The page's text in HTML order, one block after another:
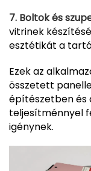
7. Boltok és
vitrinek
esztétikát a
Ezek az
összetett
építészetben és
teljesítménnyel
igénynek.